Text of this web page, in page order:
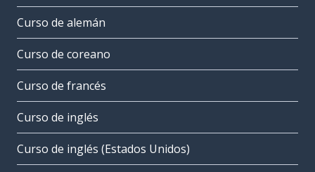
Curso de alemán
Curso de coreano
Curso de francés
Curso de inglés
Curso de inglés (Estados Unidos)